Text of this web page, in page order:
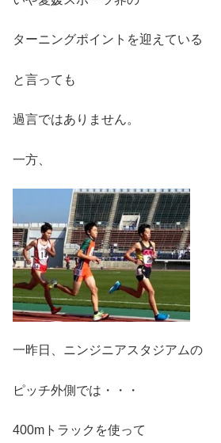
ターニングポイントを迎えている
と言っても
過言ではありません。
一方、
一昨日、ニンジニアスタジアムの
ピッチ外側では・・・
400mトラックを使って